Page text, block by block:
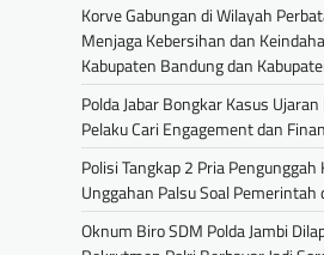
Korve Gabungan di Wilayah
Menjaga Kebersihan dan
Kabupaten Bandung dan
Polda Jabar Bongkar Kasus
Pelaku Cari Engagement dan
Polisi Tangkap 2 Pria
Unggahan Palsu Soal Pemerintah
Oknum Biro SDM Polda Jambi